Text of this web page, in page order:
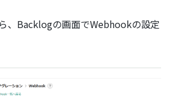
、Backlogの画面でWebhookの設定